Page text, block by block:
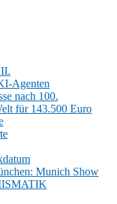
Agenten
nach 100.
für 143.500 Euro
Munich Show